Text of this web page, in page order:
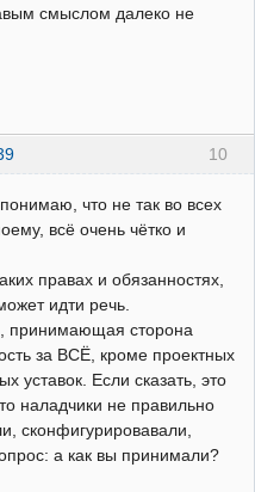
смыслом далеко не
10
что не так во всех
всё очень чётко и
правах и обязанностях,
идти речь.
принимающая сторона
за ВСЁ, кроме проектных
уставок. Если сказать, это
наладчики не правильно
сконфигурировавали,
а как вы принимали?